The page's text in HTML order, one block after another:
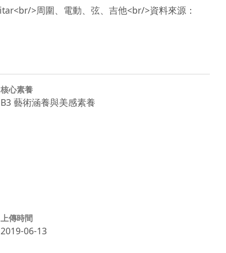
>周圍、電動、弦、吉他<br/>資料來源：
核心素養
B3 藝術涵養與美感素養
上傳時間
2019-06-13